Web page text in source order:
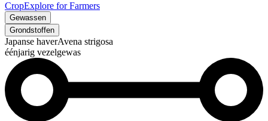
CropExplore for Farmers
Gewassen
Grondstoffen
Japanse haverAvena strigosa
éénjarig vezelgewas